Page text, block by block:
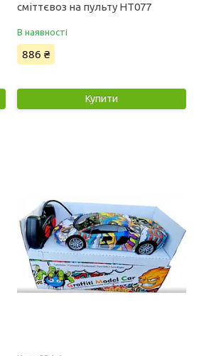
сміттєвоз на пульту HT077
В наявності
886 ₴
Купити